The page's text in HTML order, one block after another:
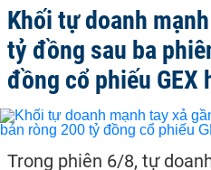
Khối tự doanh
tỷ đồng sau ba
đồng cổ phiếu GEX
Trong phiên 6/8, tự